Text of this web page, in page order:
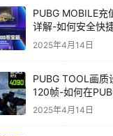
PUBG MOBILE充
详解-如何安全快
PUBG MOBILE充值
2025年4月14日
PUBG TOOL画质
120帧-如何在
用PUBG TOOL实
2025年4月14日